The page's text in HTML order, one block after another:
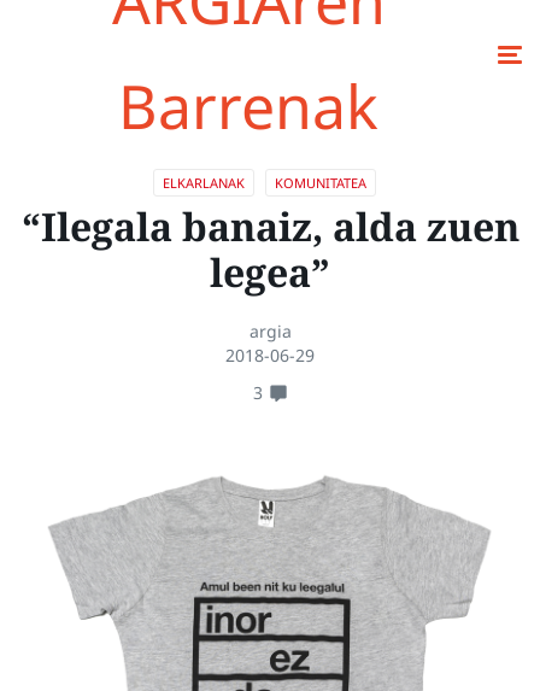
Barrenak
ELKARLANAK KOMUNITATEA
“Ilegala banaiz, alda zuen
legea”
argia
2018-06-29
3